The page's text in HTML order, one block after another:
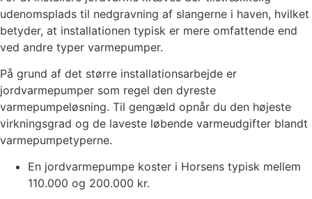
udenomsplads til nedgravning af slangerne i haven, hvilket
betyder, at installationen typisk er mere omfattende end
ved andre typer varmepumper.
På grund af det større installationsarbejde er
jordvarmepumper som regel den dyreste
varmepumpeløsning. Til gengæld opnår du den højeste
virkningsgrad og de laveste løbende varmeudgifter blandt
varmepumpetyperne.
En jordvarmepumpe koster i Horsens typisk mellem
110.000 og 200.000 kr.